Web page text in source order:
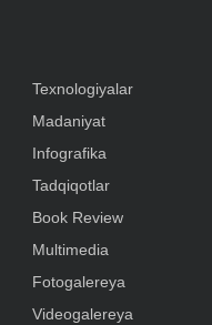
Texnologiyalar
Madaniyat
Infografika
Tadqiqotlar
Book Review
Multimedia
Fotogalereya
Videogalereya